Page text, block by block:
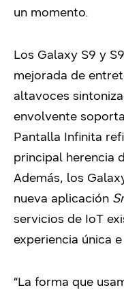
un momento.
Los Galaxy S9 y
mejorada de
altavoces
envolvente
Pantalla Infinita
principal herencia
Además, los
nueva aplicación
servicios de IoT
experiencia única
“La forma que